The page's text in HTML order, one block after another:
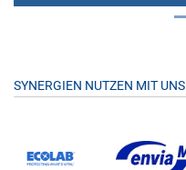
SYNERGIEN NUTZEN MIT